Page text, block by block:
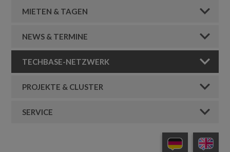
MIETEN & TAGEN
NEWS & TERMINE
TECHBASE-NETZWERK
PROJEKTE & CLUSTER
SERVICE